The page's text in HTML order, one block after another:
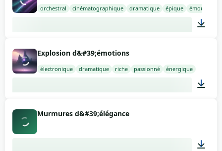
orchestral cinématographique dramatique épique émouvant
Explosion d&#39;émotions
électronique dramatique riche passionné énergique
Murmures d&#39;élégance